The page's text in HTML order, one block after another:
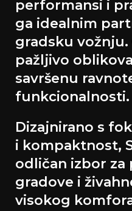
performansi i
ga idealnim
gradsku
pažljivo
savršenu
funkcionalnosti.
Dizajnirano s
i kompaktnost,
odličan izbor za
gradove i
visokog